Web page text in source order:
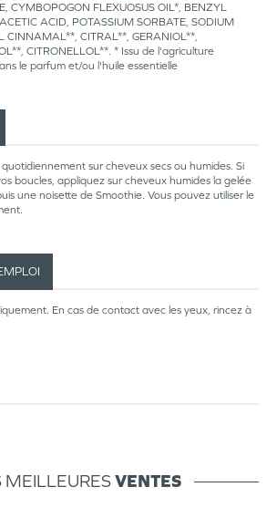
CYMBOPOGON FLEXUOSUS OIL*, BENZYL
ACID, POTASSIUM SORBATE, SODIUM
CINNAMAL**, CITRAL**, GERANIOL**,
CITRONELLOL**. * Issu de l'agriculture
le parfum et/ou l'huile essentielle
sur cheveux secs ou humides. Si
boucles, appliquez sur cheveux humides la gelée
une noisette de Smoothie. Vous pouvez utiliser le
En cas de contact avec les yeux, rincez à
MEILLEURESVENTES